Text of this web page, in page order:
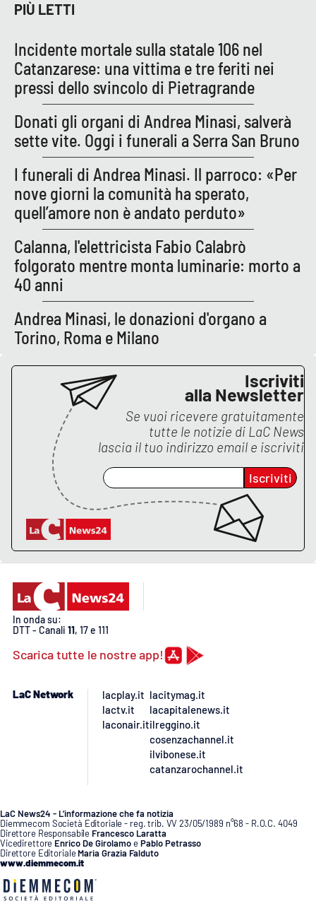
EDIZIONI
Catanzaro
Crotone
Vibo Valentia
Reggio Calabria
Cosenza
Lamezia Terme
PROGETTI
SPECIALI
Buona Sanità Calabria
CALABRIAVISIONE
Destinazioni
Eventi
Storie
Lacplay.it
Cosenzachannel.it
Ilvibonese.it
Catanzarochannel.it
PIÙ LETTI
Incidente mortale sulla statale 106 nel
Catanzarese: una vittima e tre feriti nei
pressi dello svincolo di Pietragrande
Donati gli organi di Andrea Minasi, salverà
sette vite. Oggi i funerali a Serra San Bruno
I funerali di Andrea Minasi. Il parroco: «Per
nove giorni la comunità ha sperato,
quell’amore non è andato perduto»
Calanna, l'elettricista Fabio Calabrò
folgorato mentre monta luminarie: morto a
40 anni
Andrea Minasi, le donazioni d'organo a
Torino, Roma e Milano
Iscriviti
alla Newsletter
Se vuoi ricevere gratuitamente
tutte le notizie di LaC News
lascia il tuo indirizzo email e iscriviti
Iscriviti
In onda su:
DTT - Canali 11, 17 e 111
Scarica tutte le nostre app!
LaC Network
lacplay.it
lactv.it
laconair.it
lacitymag.it
lacapitalenews.it
ilreggino.it
cosenzachannel.it
ilvibonese.it
catanzarochannel.it
LaC News24 - L’informazione che fa notizia
Diemmecom Società Editoriale - reg. trib. VV 23/05/1989 n°68 - R.O.C. 4049
Direttore Responsabile Francesco Laratta
Vicedirettore Enrico De GirolamoePablo Petrasso
Direttore Editoriale Maria Grazia Falduto
www.diemmecom.it